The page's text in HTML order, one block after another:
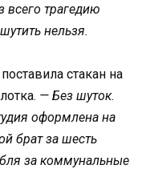
трагедию
нельзя.
стакан на
— Без шуток.
оформлена на
брат за шесть
за коммунальные